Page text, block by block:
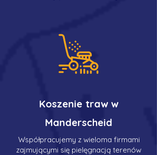
Koszenie traw w
Manderscheid
Współpracujemy z wieloma firmami
zajmującymi się pielęgnacją terenów